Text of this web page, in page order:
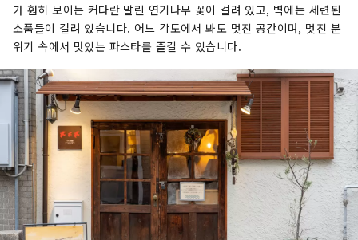
가 훤히 보이는 커다란 말린 연기나무 꽃이 걸려 있고, 벽에는 세련된
소품들이 걸려 있습니다. 어느 각도에서 봐도 멋진 공간이며, 멋진 분
위기 속에서 맛있는 파스타를 즐길 수 있습니다.